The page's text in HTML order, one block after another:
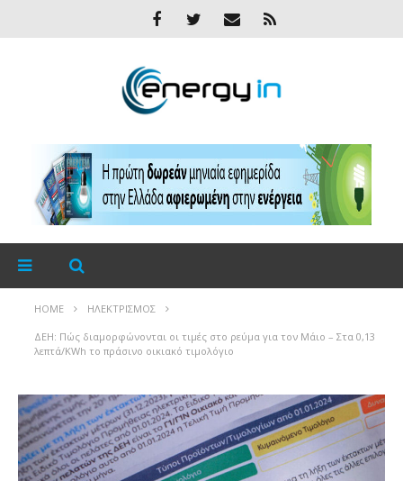
HOME ΗΛΕΚΤΡΙΣΜΌΣ
ΔΕΗ: Πώς διαμορφώνονται οι τιμές στο ρεύμα για τον Μάιο – Στα 0,13
λεπτά/KWh το πράσινο οικιακό τιμολόγιο